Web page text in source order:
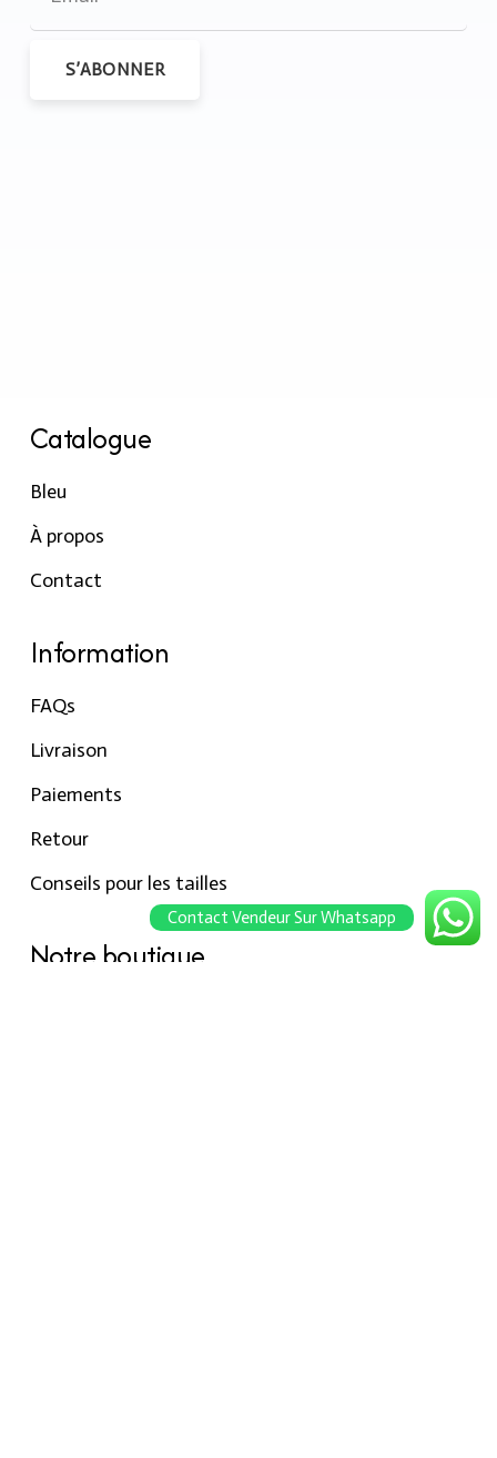
S’ABONNER
Catalogue
Bleu
À propos
Contact
Information
FAQs
Livraison
Paiements
Retour
Conseils pour les tailles
Notre boutique
Contact Vendeur Sur Whatsapp